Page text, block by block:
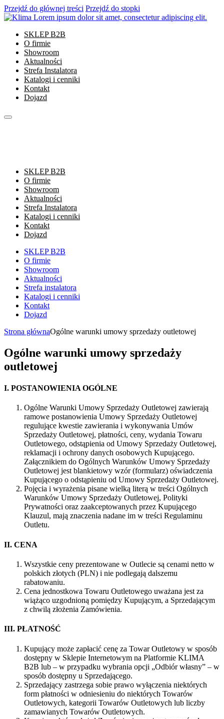
Przejdź do głównej treści Przejdź do stopki
SKLEP B2B
O firmie
Showroom
Aktualności
Strefa Instalatora
Katalogi i cenniki
Kontakt
Dojazd
SKLEP B2B
O firmie
Showroom
Aktualności
Strefa Instalatora
Katalogi i cenniki
Kontakt
Dojazd
SKLEP B2B
O firmie
Showroom
Aktualności
Strefa instalatora
Katalogi i cenniki
Kontakt
Dojazd
Strona głównaOgólne warunki umowy sprzedaży outletowej
Ogólne warunki umowy sprzedaży
outletowej
I. POSTANOWIENIA OGÓLNE
Ogólne Warunki Umowy Sprzedaży Outletowej zawierają
ramowe postanowienia Umowy Sprzedaży Outletowej
regulujące kwestie zawierania i wykonywania Umów
Sprzedaży Outletowej, płatności, ceny, wydania Towaru
Outletowego, odstąpienia od Umowy Sprzedaży Outletowej,
reklamacji i ochrony danych osobowych Kupującego.
Załącznikiem do Ogólnych Warunków Umowy Sprzedaży
Outletowej jest blankietowy wzór (formularz) oświadczenia
Kupującego o odstąpieniu od Umowy Sprzedaży Outletowej.
Pojęcia i wyrażenia pisane wielką literą w treści Ogólnych
Warunków Umowy Sprzedaży Outletowej, Polityki
Prywatności oraz zaakceptowanych przez Kupującego
Klauzul, mają znaczenia nadane im w treści Regulaminu
Outletu.
II. CENA
Wszystkie ceny prezentowane w Outlecie są cenami netto w
polskich złotych (PLN) i nie podlegają dalszemu
rabatowaniu.
Cena jednostkowa Towaru Outletowego uważana jest za
wiążąco uzgodnioną pomiędzy Kupującym, a Sprzedającym
z chwilą złożenia Zamówienia.
III. PŁATNOŚĆ
Kupujący może zapłacić cenę za Towar Outletowy w sposób
dostępny w Sklepie Internetowym na Platformie KLIMA
B2B lub – w przypadku wybrania opcji „Odbiór własny” – w
sposób dostępny u Sprzedającego.
Sprzedający zastrzega sobie prawo wyłączenia niektórych
form płatności w odniesieniu do niektórych Towarów
Outletowych, kategorii Towarów Outletowych lub liczby
zamawianych Towarów Outletowych.